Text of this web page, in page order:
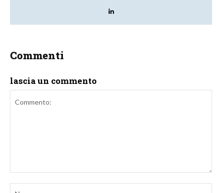
Commenti
lascia un commento